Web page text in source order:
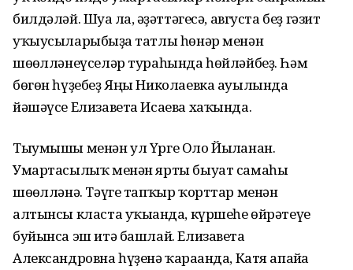
билдәләй. Шуға ла, ғәҙәттәгесә, августа беҙ гәзит
уҡыусыларыбыҙға татлы һөнәр менән
шөғөлләнеүселәр тураһында һөйләйбеҙ. Һәм
бөгөн һүҙебеҙ Яңы Николаевка ауылында
йәшәүсе Елизавета Исаева хаҡында.
Тыумышы менән ул Үрге Оло Йылғанан.
Умартасылыҡ менән ярты быуат самаһы
шөғөлләнә. Тәүге тапҡыр ҡорттар менән
алтынсы класта уҡығанда, күршеһе өйрәтеүе
буйынса эш итә башлай. Елизавета
Александровна һүҙенә ҡарағанда, Катя апайға